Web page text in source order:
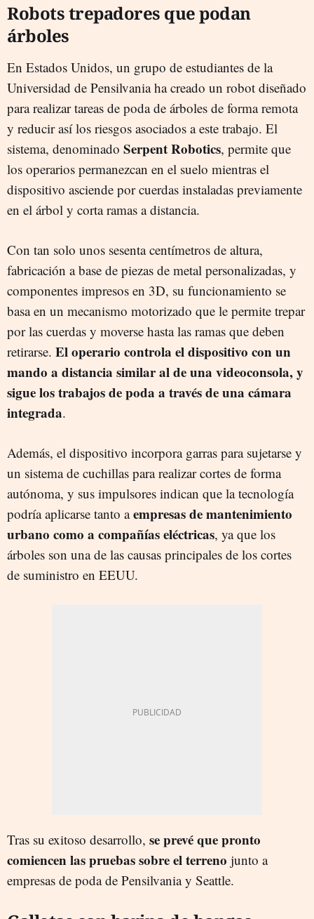
Robots trepadores que podan
árboles
En Estados Unidos, un grupo de estudiantes de la
Universidad de Pensilvania ha creado un robot diseñado
para realizar tareas de poda de árboles de forma remota
y reducir así los riesgos asociados a este trabajo. El
sistema, denominado SerpentRobotics, permite que
los operarios permanezcan en el suelo mientras el
dispositivo asciende por cuerdas instaladas previamente
en el árbol y corta ramas a distancia.
Con tan solo unos sesenta centímetros de altura,
fabricación a base de piezas de metal personalizadas, y
componentes impresos en 3D, su funcionamiento se
basa en un mecanismo motorizado que le permite trepar
por las cuerdas y moverse hasta las ramas que deben
retirarse. El operario controla el dispositivo con un
mando a distancia similar al de una videoconsola, y
siguelos trabajos de poda a través de una cámara
integrada.
Además, el dispositivo incorpora garras para sujetarse y
un sistema de cuchillas para realizar cortes de forma
autónoma, y sus impulsores indican que la tecnología
podría aplicarse tanto aempresas de mantenimiento
urbano como a compañías eléctricas, ya que los
árboles son una de las causas principales de los cortes
de suministro en EEUU.
Tras su exitoso desarrollo, se prevé que pronto
comiencen laspruebas sobre el terreno junto a
empresas de poda de Pensilvania y Seattle.